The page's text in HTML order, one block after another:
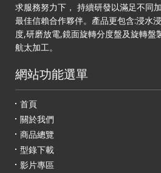
求服務努力下， 持續研發以滿足不同
最佳信賴合作夥伴。產品更包含:浸水
度,研磨放電,鏡面旋轉分度盤及旋轉盤
航太加工。
網站功能選單
首頁
關於我們
商品總覽
型錄下載
影片專區